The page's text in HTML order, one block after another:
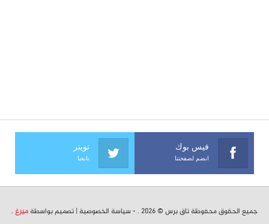
فيس بوك
انضم لصفحتنا
تويتر
تابعنا
جميع الحقوق محفوظة تاق برس © 2026 . - سياسة الخصوصية | تصميم بواسطة ميرغ .